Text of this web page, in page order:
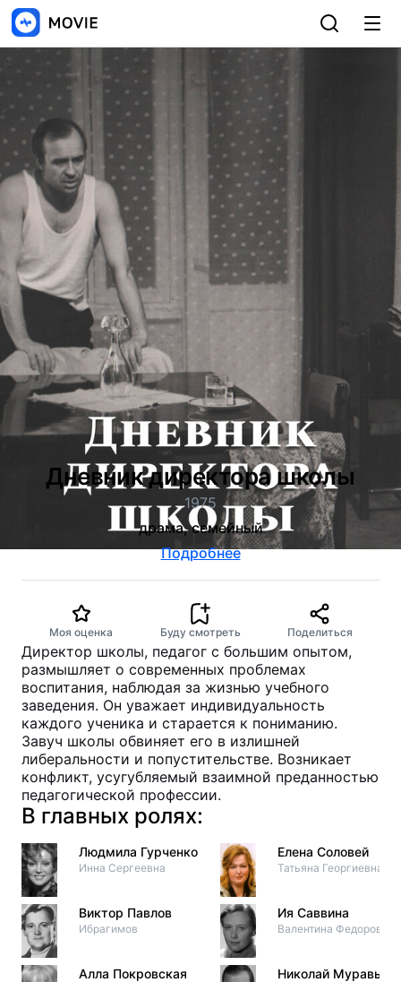
Дневник директора школы
1975
драма, семейный
Подробнее
Моя оценка Буду смотреть Поделиться
Директор школы, педагог с большим опытом,
размышляет о современных проблемах
воспитания, наблюдая за жизнью учебного
заведения. Он уважает индивидуальность
каждого ученика и старается к пониманию.
Завуч школы обвиняет его в излишней
либеральности и попустительстве. Возникает
конфликт, усугубляемый взаимной преданностью
педагогической профессии.
В главных ролях:
Людмила Гурченко
Инна Сергеевна
Виктор Павлов
Ибрагимов
Алла Покровская
Елена Соловей
Татьяна Георгиевна
Ия Саввина
Валентина Федоровна
Николай Муравьев